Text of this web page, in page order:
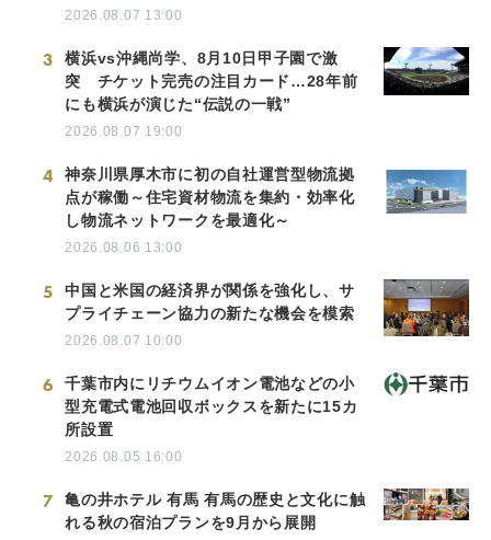
2026.08.07 13:00
3
横浜vs沖縄尚学、8月10日甲子園で激
突 チケット完売の注目カード…28年前
にも横浜が演じた“伝説の一戦”
2026.08.07 19:00
4
神奈川県厚木市に初の自社運営型物流拠
点が稼働～住宅資材物流を集約・効率化
し物流ネットワークを最適化～
2026.08.06 13:00
5
中国と米国の経済界が関係を強化し、サ
プライチェーン協力の新たな機会を模索
2026.08.07 10:00
6
千葉市内にリチウムイオン電池などの小
型充電式電池回収ボックスを新たに15カ
所設置
2026.08.05 16:00
7
亀の井ホテル 有馬 有馬の歴史と文化に触
れる秋の宿泊プランを9月から展開